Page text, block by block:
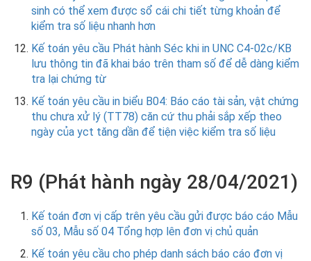
sinh có thể xem được sổ cái chi tiết từng khoản để
kiểm tra số liệu nhanh hơn
Kế toán yêu cầu Phát hành Séc khi in UNC C4-02c/KB
lưu thông tin đã khai báo trên tham số để dễ dàng kiểm
tra lại chứng từ
Kế toán yêu cầu in biểu B04: Báo cáo tài sản, vật chứng
thu chưa xử lý (TT78) căn cứ thu phải sắp xếp theo
ngày của yct tăng dần để tiện việc kiểm tra số liệu
R9 (Phát hành ngày 28/04/2021)
Kế toán đơn vị cấp trên yêu cầu gửi được báo cáo Mẫu
số 03, Mẫu số 04 Tổng hợp lên đơn vị chủ quản
Kế toán yêu cầu cho phép danh sách báo cáo đơn vị